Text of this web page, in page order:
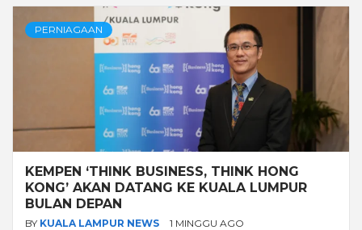
PERNIAGAAN
KEMPEN ‘THINK BUSINESS, THINK HONG
KONG’ AKAN DATANG KE KUALA LUMPUR
BULAN DEPAN
BY KUALA LAMPUR NEWS 1 MINGGU AGO